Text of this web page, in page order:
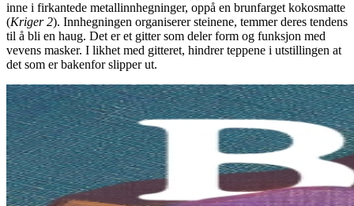
inne i firkantede metallinnhegninger, oppå en brunfarget kokosmatte
(Kriger 2). Innhegningen organiserer steinene, temmer deres tendens
til å bli en haug. Det er et gitter som deler form og funksjon med
vevens masker. I likhet med gitteret, hindrer teppene i utstillingen at
det som er bakenfor slipper ut.